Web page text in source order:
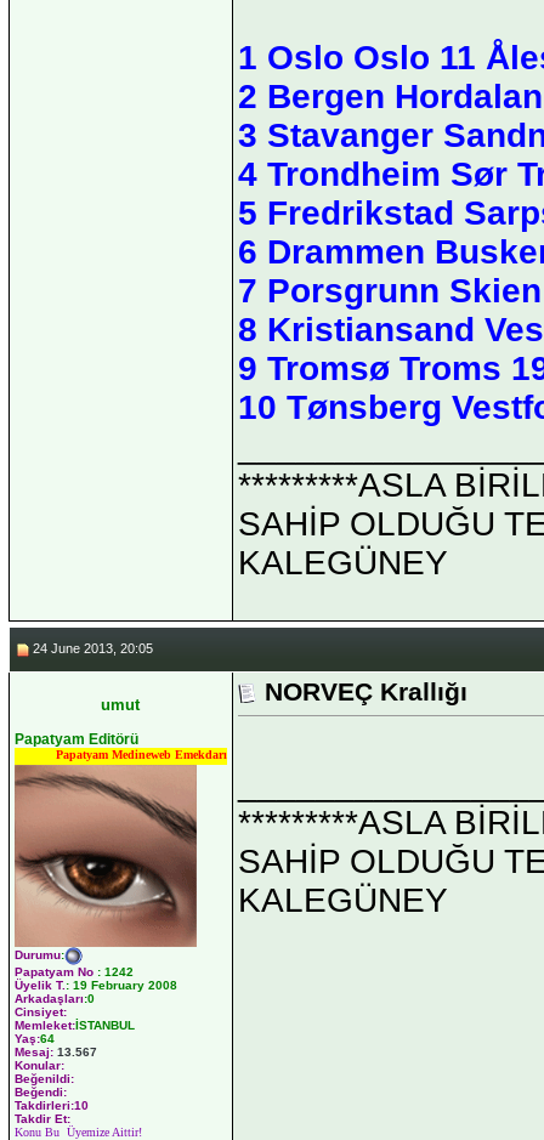
1 Oslo Oslo 11
2 Bergen
3 Stavanger
4 Trondheim Sør
5 Fredrikstad
6 Drammen
7 Porsgrunn
8 Kristiansand
9 Tromsø Troms
10 Tønsberg
*********ASLA
SAHİP OLDUĞU
KALEGÜNEY
24 June 2013, 20:05
umut
Papatyam Editörü
Papatyam Medineweb Emekdarı
Durumu:
Papatyam No : 1242
Üyelik T.: 19 February 2008
Arkadaşları:0
Cinsiyet:
Memleket:İSTANBUL
Yaş:64
Mesaj: 13.567
Konular:
Beğenildi:
Beğendi:
Takdirleri:10
Takdir Et:
Konu Bu Üyemize Aittir!
NORVEÇ Krallığı
*********ASLA
SAHİP OLDUĞU
KALEGÜNEY